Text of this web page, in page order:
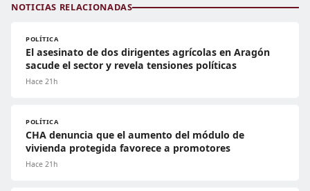
NOTICIAS RELACIONADAS
POLÍTICA
El asesinato de dos dirigentes agrícolas en Aragón
sacude el sector y revela tensiones políticas
Hace 21h
POLÍTICA
CHA denuncia que el aumento del módulo de
vivienda protegida favorece a promotores
Hace 21h